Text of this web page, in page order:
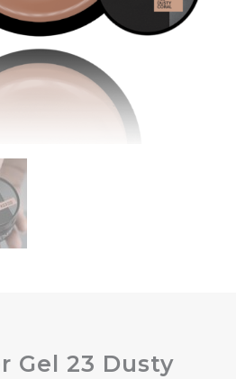
Gel 23 Dusty